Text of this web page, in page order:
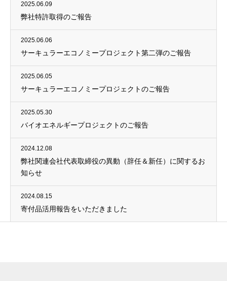
2025.06.09
弊社特許取得のご報告
2025.06.06
サーキュラーエコノミープロジェクト第二弾のご報告
2025.06.05
サーキュラーエコノミープロジェクトのご報告
2025.05.30
バイオエネルギープロジェクトのご報告
2024.12.08
弊社関連会社代表取締役の異動（辞任＆新任）に関するお
知らせ
2024.08.15
寄付品活用報告をいただきました